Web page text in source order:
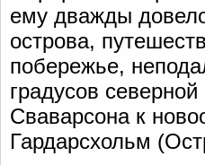
ему дважды
острова,
побережье,
градусов
Сваварсона к
Гардарсхольм